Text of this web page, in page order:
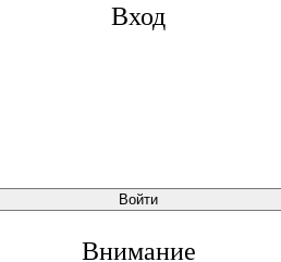
Вход
Войти
Внимание